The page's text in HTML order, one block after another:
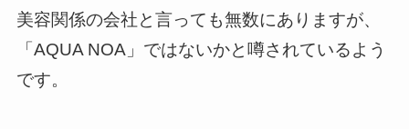
美容関係の会社と言っても無数にありますが、
「AQUA NOA」ではないかと噂されているよう
です。